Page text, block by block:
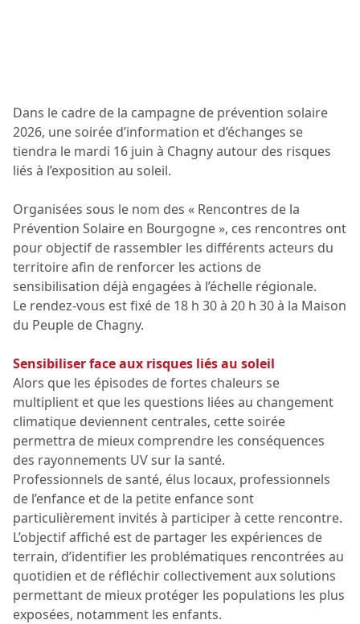
Dans le cadre de la campagne de prévention solaire
2026, une soirée d’information et d’échanges se
tiendra le mardi 16 juin à Chagny autour des risques
liés à l’exposition au soleil.
Organisées sous le nom des « Rencontres de la
Prévention Solaire en Bourgogne », ces rencontres ont
pour objectif de rassembler les différents acteurs du
territoire afin de renforcer les actions de
sensibilisation déjà engagées à l’échelle régionale.
Le rendez-vous est fixé de 18 h 30 à 20 h 30 à la Maison
du Peuple de Chagny.
Sensibiliser face aux risques liés au soleil
Alors que les épisodes de fortes chaleurs se
multiplient et que les questions liées au changement
climatique deviennent centrales, cette soirée
permettra de mieux comprendre les conséquences
des rayonnements UV sur la santé.
Professionnels de santé, élus locaux, professionnels
de l’enfance et de la petite enfance sont
particulièrement invités à participer à cette rencontre.
L’objectif affiché est de partager les expériences de
terrain, d’identifier les problématiques rencontrées au
quotidien et de réfléchir collectivement aux solutions
permettant de mieux protéger les populations les plus
exposées, notamment les enfants.